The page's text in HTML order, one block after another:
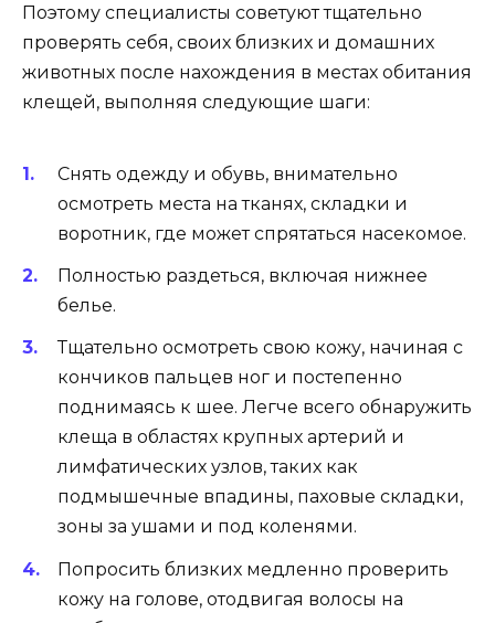
Поэтому специалисты советуют тщательно
проверять себя, своих близких и домашних
животных после нахождения в местах обитания
клещей, выполняя следующие шаги:
Снять одежду и обувь, внимательно
осмотреть места на тканях, складки и
воротник, где может спрятаться насекомое.
Полностью раздеться, включая нижнее
белье.
Тщательно осмотреть свою кожу, начиная с
кончиков пальцев ног и постепенно
поднимаясь к шее. Легче всего обнаружить
клеща в областях крупных артерий и
лимфатических узлов, таких как
подмышечные впадины, паховые складки,
зоны за ушами и под коленями.
Попросить близких медленно проверить
кожу на голове, отодвигая волосы на